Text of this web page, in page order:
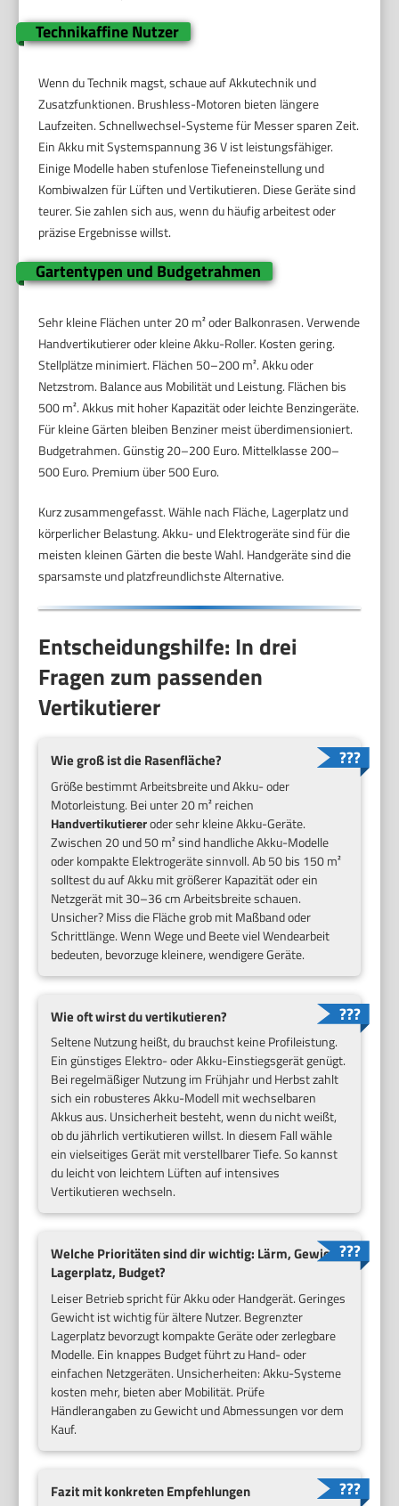
Technikaffine Nutzer
Wenn du Technik magst, schaue auf Akkutechnik und
Zusatzfunktionen. Brushless-Motoren bieten längere
Laufzeiten. Schnellwechsel-Systeme für Messer sparen Zeit.
Ein Akku mit Systemspannung 36 V ist leistungsfähiger.
Einige Modelle haben stufenlose Tiefeneinstellung und
Kombiwalzen für Lüften und Vertikutieren. Diese Geräte sind
teurer. Sie zahlen sich aus, wenn du häufig arbeitest oder
präzise Ergebnisse willst.
Gartentypen und Budgetrahmen
Sehr kleine Flächen unter 20 m² oder Balkonrasen. Verwende
Handvertikutierer oder kleine Akku-Roller. Kosten gering.
Stellplätze minimiert. Flächen 50–200 m². Akku oder
Netzstrom. Balance aus Mobilität und Leistung. Flächen bis
500 m². Akkus mit hoher Kapazität oder leichte Benzingeräte.
Für kleine Gärten bleiben Benziner meist überdimensioniert.
Budgetrahmen. Günstig 20–200 Euro. Mittelklasse 200–
500 Euro. Premium über 500 Euro.
Kurz zusammengefasst. Wähle nach Fläche, Lagerplatz und
körperlicher Belastung. Akku- und Elektrogeräte sind für die
meisten kleinen Gärten die beste Wahl. Handgeräte sind die
sparsamste und platzfreundlichste Alternative.
Entscheidungshilfe: In drei
Fragen zum passenden
Vertikutierer
Wie groß ist die Rasenfläche?
Größe bestimmt Arbeitsbreite und Akku- oder
Motorleistung. Bei unter 20 m² reichen
Handvertikutiereroder sehr kleine Akku-Geräte.
Zwischen 20 und 50 m² sind handliche Akku-Modelle
oder kompakte Elektrogeräte sinnvoll. Ab 50 bis 150 m²
solltest du auf Akku mit größerer Kapazität oder ein
Netzgerät mit 30–36 cm Arbeitsbreite schauen.
Unsicher? Miss die Fläche grob mit Maßband oder
Schrittlänge. Wenn Wege und Beete viel Wendearbeit
bedeuten, bevorzuge kleinere, wendigere Geräte.
Wie oft wirst du vertikutieren?
Seltene Nutzung heißt, du brauchst keine Profileistung.
Ein günstiges Elektro- oder Akku-Einstiegsgerät genügt.
Bei regelmäßiger Nutzung im Frühjahr und Herbst zahlt
sich ein robusteres Akku-Modell mit wechselbaren
Akkus aus. Unsicherheit besteht, wenn du nicht weißt,
ob du jährlich vertikutieren willst. In diesem Fall wähle
ein vielseitiges Gerät mit verstellbarer Tiefe. So kannst
du leicht von leichtem Lüften auf intensives
Vertikutieren wechseln.
Welche Prioritäten sind dir wichtig: Lärm, Gewicht,
Lagerplatz, Budget?
Leiser Betrieb spricht für Akku oder Handgerät. Geringes
Gewicht ist wichtig für ältere Nutzer. Begrenzter
Lagerplatz bevorzugt kompakte Geräte oder zerlegbare
Modelle. Ein knappes Budget führt zu Hand- oder
einfachen Netzgeräten. Unsicherheiten: Akku-Systeme
kosten mehr, bieten aber Mobilität. Prüfe
Händlerangaben zu Gewicht und Abmessungen vor dem
Kauf.
Fazit mit konkreten Empfehlungen